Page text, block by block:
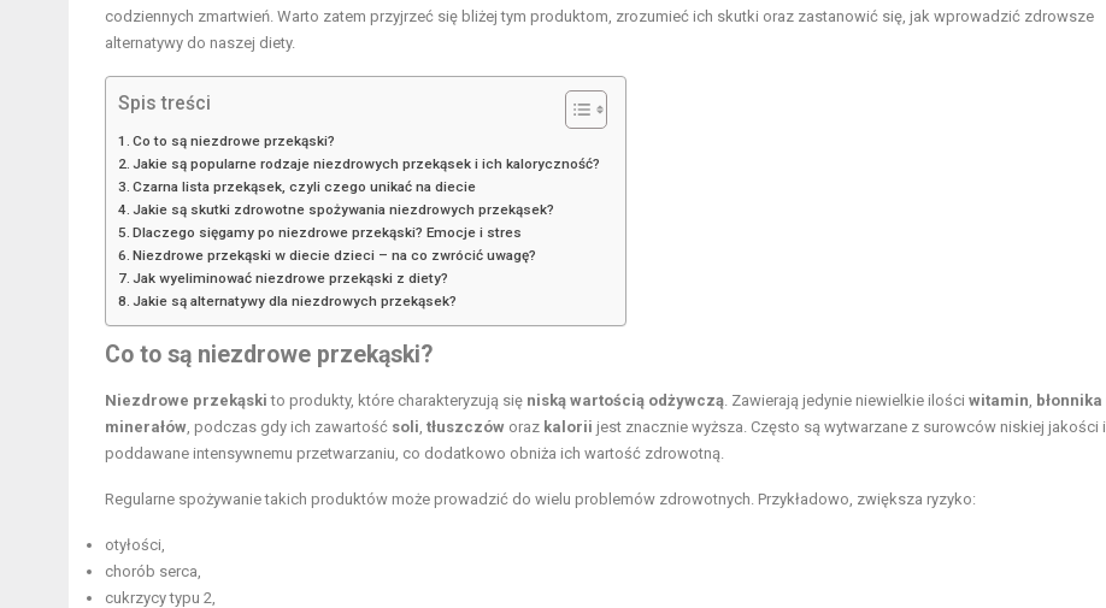
codziennych zmartwień. Warto zatem przyjrzeć się bliżej tym produktom, zrozumieć ich skutki oraz zastanowić się, jak wprowadzić zdrowsze
alternatywy do naszej diety.
Spis treści
Co to są niezdrowe przekąski?
Jakie są popularne rodzaje niezdrowych przekąsek i ich kaloryczność?
Czarna lista przekąsek, czyli czego unikać na diecie
Jakie są skutki zdrowotne spożywania niezdrowych przekąsek?
Dlaczego sięgamy po niezdrowe przekąski? Emocje i stres
Niezdrowe przekąski w diecie dzieci – na co zwrócić uwagę?
Jak wyeliminować niezdrowe przekąski z diety?
Jakie są alternatywy dla niezdrowych przekąsek?
Co to są niezdrowe przekąski?
Niezdrowe przekąski to produkty, które charakteryzują się niską wartością odżywczą . Zawierają jedynie niewielkie ilości witamin błonnika
minerałów , podczas gdy ich zawartość soli tłuszczów oraz kalorii jest znacznie wyższa. Często są wytwarzane z surowców niskiej jakości i
poddawane intensywnemu przetwarzaniu, co dodatkowo obniża ich wartość zdrowotną.
Regularne spożywanie takich produktów może prowadzić do wielu problemów zdrowotnych. Przykładowo, zwiększa ryzyko:
otyłości,
chorób serca,
cukrzycy typu 2,